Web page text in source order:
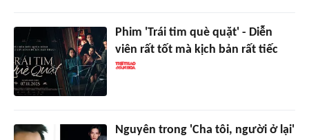
Phim 'Trái tim què quặt' - Diễn
viên rất tốt mà kịch bản rất tiếc
Nguyên trong 'Cha tôi, người ở lại'